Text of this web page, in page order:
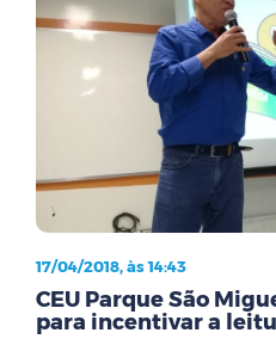
17/04/2018, às 14:43
CEU Parque São
para incentivar a